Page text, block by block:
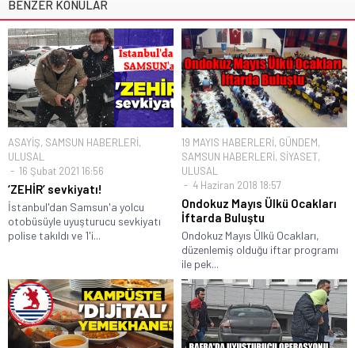
BENZER KONULAR
ASAYİŞ, SAMSUN HABERLERİ,
ULUSAL
16 Şubat 2021 16:56
‘ZEHİR’ sevkiyatı!
İstanbul'dan Samsun'a yolcu
otobüsüyle uyuşturucu sevkiyatı
polise takıldı ve 1'i...
19 MAYIS HABERLERİ, GÜNDEM,
SAMSUN HABERLERİ, SİYASET,
ULUSAL
4 Haziran 2018 18:57
Ondokuz Mayıs Ülkü Ocakları
İftarda Buluştu
Ondokuz Mayıs Ülkü Ocakları,
düzenlemiş olduğu iftar programı
ile pek...